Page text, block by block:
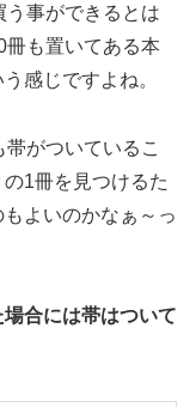
う事ができるとは
も置いてある本
感じですよね。
がついているこ
1冊を見つけるた
よいのかなぁ～っ
合には帯はついて